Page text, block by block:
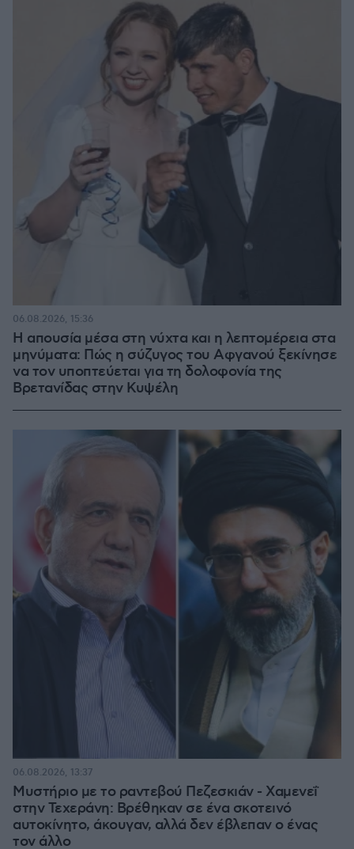
Η απουσία μέσα στη νύχτα και η λεπτομέρεια στα
μηνύματα: Πώς η σύζυγος του Αφγανού ξεκίνησε
να τον υποπτεύεται για τη δολοφονία της
Βρετανίδας στην Κυψέλη
06.08.2026, 15:36
Μυστήριο με το ραντεβού Πεζεσκιάν - Χαμενεΐ
στην Τεχεράνη: Βρέθηκαν σε ένα σκοτεινό
αυτοκίνητο, άκουγαν, αλλά δεν έβλεπαν ο ένας
τον άλλο
06.08.2026, 13:37